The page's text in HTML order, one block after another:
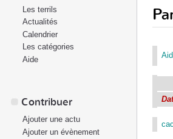
Les terrils
Actualités
Calendrier
Les catégories
Aide
Contribuer
Ajouter une actu
Ajouter un évènement